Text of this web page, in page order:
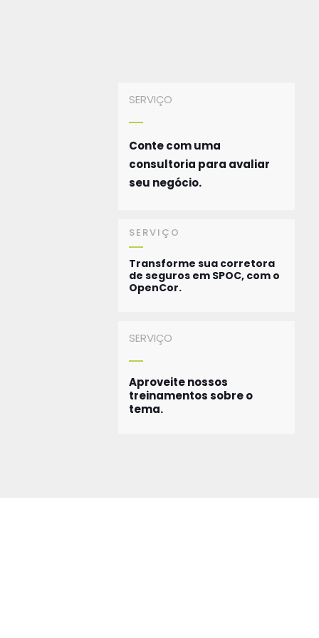
SERVIÇO
Conte com uma
consultoria para avaliar
seu negócio.
SERVIÇO
Transforme sua corretora
de seguros em SPOC, com o
OpenCor.
SERVIÇO
Aproveite nossos
treinamentos sobre o
tema.